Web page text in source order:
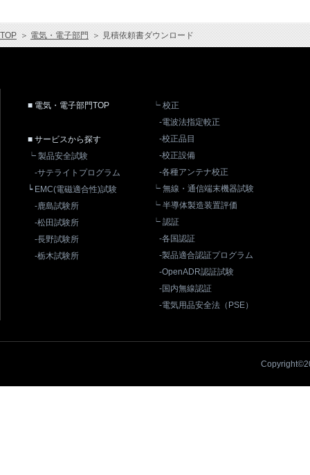
TOP ＞ 電気・電子部門 ＞ 見積依頼書ダウンロード
■ 電気・電子部門TOP
■ サービスから探す
┕ 製品安全試験
-サテライトプログラム
┕ EMC(電磁適合性)試験
-鹿島試験所
-松田試験所
-長野試験所
-栃木試験所
┕ 校正
-電波法指定較正
-校正品目
-校正設備
-各種アンテナ校正
┕ 無線・通信端末機器試験
┕ 半導体製造装置評価
┕ 認証
-各国認証
-製品適合認証プログラム
-OpenADR認証試験
-国内無線認証
-電気用品安全法（PSE）